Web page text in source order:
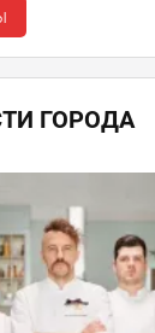
ГОРОДА